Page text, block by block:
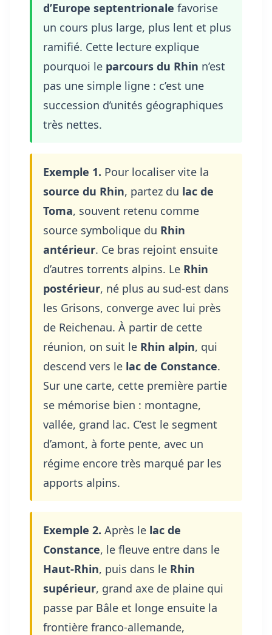
d’Europe septentrionale favorise
un cours plus large, plus lent et plus
ramifié. Cette lecture explique
pourquoi le parcours du Rhin n’est
pas une simple ligne : c’est une
succession d’unités géographiques
très nettes.
Exemple 1. Pour localiser vite la
source du Rhin, partez du lac de
Toma, souvent retenu comme
source symbolique du Rhin
antérieur. Ce bras rejoint ensuite
d’autres torrents alpins. Le Rhin
postérieur, né plus au sud-est dans
les Grisons, converge avec lui près
de Reichenau. À partir de cette
réunion, on suit le Rhin alpin, qui
descend vers le lac de Constance.
Sur une carte, cette première partie
se mémorise bien : montagne,
vallée, grand lac. C’est le segment
d’amont, à forte pente, avec un
régime encore très marqué par les
apports alpins.
Exemple 2. Après le lac de
Constance, le fleuve entre dans le
Haut-Rhin, puis dans le Rhin
supérieur, grand axe de plaine qui
passe par Bâle et longe ensuite la
frontière franco-allemande,